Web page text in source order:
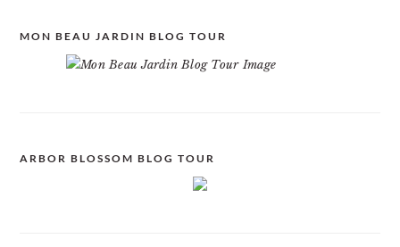
MON BEAU JARDIN BLOG TOUR
ARBOR BLOSSOM BLOG TOUR